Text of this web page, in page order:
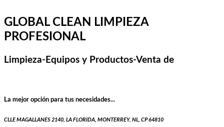
GLOBAL CLEAN LIMPIEZA
PROFESIONAL
Limpieza-Equipos y Productos-Venta de
La mejor opción para tus necesidades...
CLLE MAGALLANES 2140, LA FLORIDA, MONTERREY, NL, CP 64810